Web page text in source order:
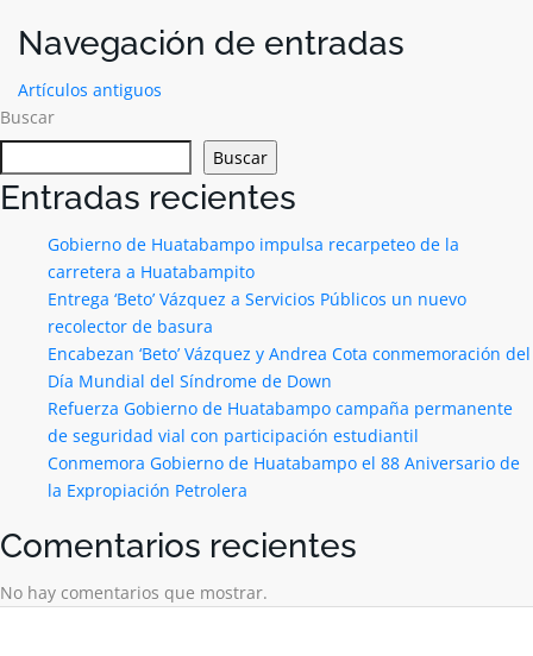
Navegación de entradas
Artículos antiguos
Buscar
Buscar
Entradas recientes
Gobierno de Huatabampo impulsa recarpeteo de la
carretera a Huatabampito
Entrega ‘Beto’ Vázquez a Servicios Públicos un nuevo
recolector de basura
Encabezan ‘Beto’ Vázquez y Andrea Cota conmemoración del
Día Mundial del Síndrome de Down
Refuerza Gobierno de Huatabampo campaña permanente
de seguridad vial con participación estudiantil
Conmemora Gobierno de Huatabampo el 88 Aniversario de
la Expropiación Petrolera
Comentarios recientes
No hay comentarios que mostrar.